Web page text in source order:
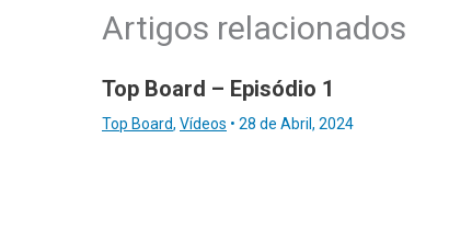
Artigos relacionados
Top Board – Episódio 1
Top Board, Vídeos • 28 de Abril, 2024